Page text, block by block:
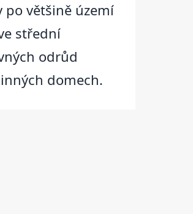
většině území
střední
odrůd
domech.